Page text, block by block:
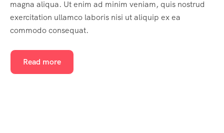
magna aliqua. Ut enim ad minim veniam, quis nostrud
exercitation ullamco laboris nisi ut aliquip ex ea
commodo consequat.
Read more